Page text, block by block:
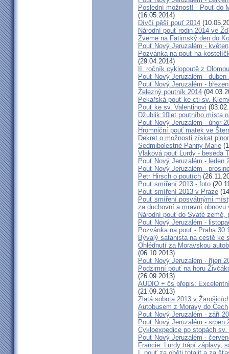
Poslední možnost! - Pouť do
(16.05.2014)
Dívčí pěší pouť 2014
Národní pouť rodin 2014 ve
Zveme na Fatimský den do
Pouť Nový Jeruzalém - květen
Pozvánka na pouť na
(29.04.2014)
II. ročník cyklopoutě z
Pouť Nový Jeruzalém - duben
Pouť Nový Jeruzalém -
Železný poutník 2014
Pekařská pouť ke cti sv.
Pouť ke sv. Valentinovi
Džublik:10let poutního místa
Pouť Nový Jeruzalém - únor
Hromniční pouť matek ve
Dekret o možnosti získat
Sedmibolestné Panny Marie
Vlaková pouť Lurdy - beseda
Pouť Nový Jeruzalém - leden
Pouť Nový Jeruzalém -
Petr Hirsch o poutích
Pouť smíření 2013 - foto
Pouť smíření 2013 v Praze
Pouť smíření posvátnými
za duchovní a mravní obnovu
Národní pouť do Svaté země,
Pouť Nový Jeruzalém -
Pozvánka na pouť - Praha
Bývalý satanista na cestě ke
Ohlédnutí za Moravskou
(06.10.2013)
Pouť Nový Jeruzalém - říjen
Podzimní pouť na horu
(26.09.2013)
AUDIO + čs přepis:
(21.09.2013)
Zlatá sobota 2013 v
Autobusem z Moravy do Čech
Pouť Nový Jeruzalém - září
Pouť Nový Jeruzalém - srpen
Cykloexpedice po stopách
Pouť Nový Jeruzalém -
Francie: Lurdy trápí záplavy,